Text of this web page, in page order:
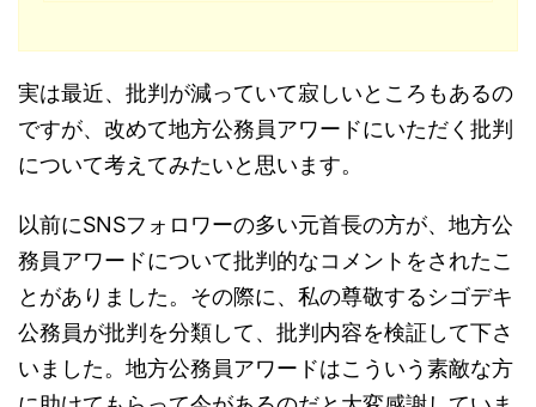
実は最近、批判が減っていて寂しいところもあるの
ですが、改めて地方公務員アワードにいただく批判
について考えてみたいと思います。
以前にSNSフォロワーの多い元首長の方が、地方公
務員アワードについて批判的なコメントをされたこ
とがありました。その際に、私の尊敬するシゴデキ
公務員が批判を分類して、批判内容を検証して下さ
いました。地方公務員アワードはこういう素敵な方